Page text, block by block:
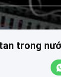
trong